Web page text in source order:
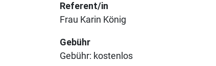
Referent/in
Frau Karin König
Gebühr
Gebühr: kostenlos